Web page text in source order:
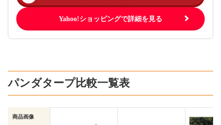
Yahoo!ショッピングで詳細を見る
パンダタープ比較一覧表
商品画像